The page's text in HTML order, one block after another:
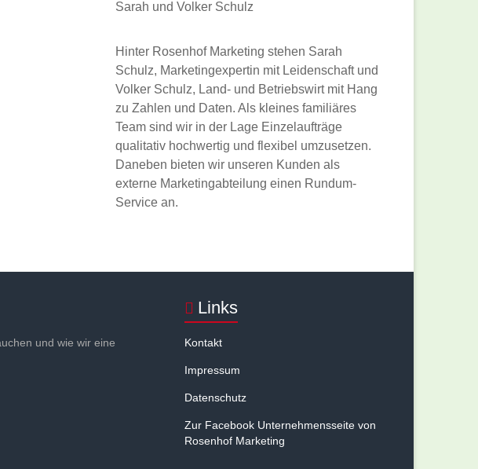
Hinter Rosenhof Marketing stehen Sarah
Schulz, Marketingexpertin mit Leidenschaft und
Volker Schulz, Land- und Betriebswirt mit Hang
zu Zahlen und Daten. Als kleines familiäres
Team sind wir in der Lage Einzelaufträge
qualitativ hochwertig und flexibel umzusetzen.
Daneben bieten wir unseren Kunden als
externe Marketingabteilung einen Rundum-
Service an.
und wie wir eine
Links
Kontakt
Impressum
Datenschutz
Zur Facebook Unternehmensseite von
Rosenhof Marketing